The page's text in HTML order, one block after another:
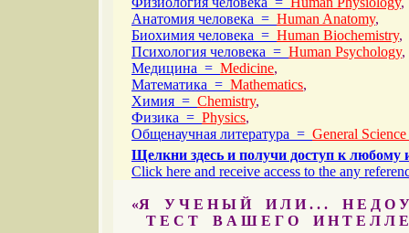
Анатомия человека = Human Anatomy,
Биохимия человека = Human Biochemistry,
Психология человека = Human Psychology,
Медицина = Medicine,
Математика = Mathematics,
Химия = Chemistry,
Физика = Physics,
Общенаучная литература = General
Щелкни здесь и получи доступ к любому
Click here and receive access to the any
«Я У Ч Е Н Ы Й И Л И . . . Н Е Д О У
Т Е С Т В А Ш Е Г О И Н Т Е Л Л Е